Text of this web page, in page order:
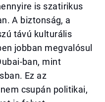
is szatirikus
A biztonság, a
távú kulturális
jobban megvalósul
ban, mint
Ez az
csupán politikai,